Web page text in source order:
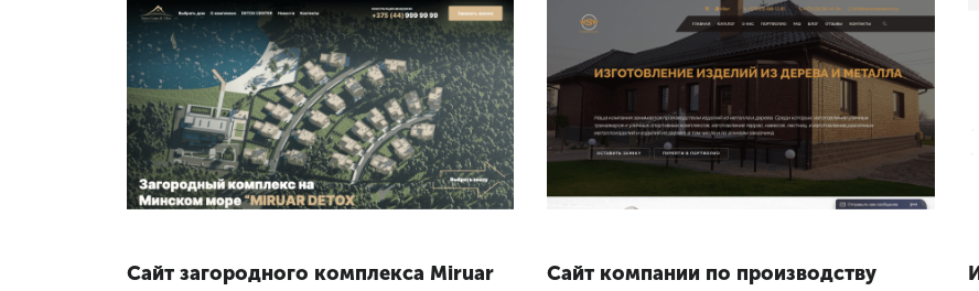
Сайт загородного комплекса Miruar
Сайт компании по производству